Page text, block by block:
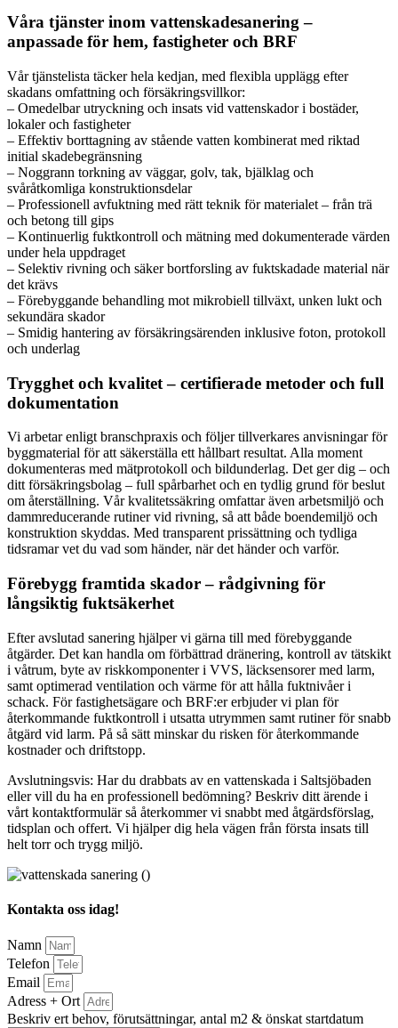
Våra tjänster inom vattenskadesanering –
anpassade för hem, fastigheter och BRF
Vår tjänstelista täcker hela kedjan, med flexibla upplägg efter
skadans omfattning och försäkringsvillkor:
– Omedelbar utryckning och insats vid vattenskador i bostäder,
lokaler och fastigheter
– Effektiv borttagning av stående vatten kombinerat med riktad
initial skadebegränsning
– Noggrann torkning av väggar, golv, tak, bjälklag och
svåråtkomliga konstruktionsdelar
– Professionell avfuktning med rätt teknik för materialet – från trä
och betong till gips
– Kontinuerlig fuktkontroll och mätning med dokumenterade värden
under hela uppdraget
– Selektiv rivning och säker bortforsling av fuktskadade material när
det krävs
– Förebyggande behandling mot mikrobiell tillväxt, unken lukt och
sekundära skador
– Smidig hantering av försäkringsärenden inklusive foton, protokoll
och underlag
Trygghet och kvalitet – certifierade metoder och full
dokumentation
Vi arbetar enligt branschpraxis och följer tillverkares anvisningar för
byggmaterial för att säkerställa ett hållbart resultat. Alla moment
dokumenteras med mätprotokoll och bildunderlag. Det ger dig – och
ditt försäkringsbolag – full spårbarhet och en tydlig grund för beslut
om återställning. Vår kvalitetssäkring omfattar även arbetsmiljö och
dammreducerande rutiner vid rivning, så att både boendemiljö och
konstruktion skyddas. Med transparent prissättning och tydliga
tidsramar vet du vad som händer, när det händer och varför.
Förebygg framtida skador – rådgivning för
långsiktig fuktsäkerhet
Efter avslutad sanering hjälper vi gärna till med förebyggande
åtgärder. Det kan handla om förbättrad dränering, kontroll av tätskikt
i våtrum, byte av riskkomponenter i VVS, läcksensorer med larm,
samt optimerad ventilation och värme för att hålla fuktnivåer i
schack. För fastighetsägare och BRF:er erbjuder vi plan för
återkommande fuktkontroll i utsatta utrymmen samt rutiner för snabb
åtgärd vid larm. På så sätt minskar du risken för återkommande
kostnader och driftstopp.
Avslutningsvis: Har du drabbats av en vattenskada i Saltsjöbaden
eller vill du ha en professionell bedömning? Beskriv ditt ärende i
vårt kontaktformulär så återkommer vi snabbt med åtgärdsförslag,
tidsplan och offert. Vi hjälper dig hela vägen från första insats till
helt torr och trygg miljö.
Kontakta oss idag!
Namn
Telefon
Email
Adress + Ort
Beskriv ert behov, förutsättningar, antal m2 & önskat startdatum